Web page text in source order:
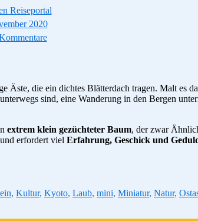
Reiseportal
2020
zu
Bonsai:
Japan
Äste, die ein dichtes Blätterdach tragen. Malt es
unterwegs sind, eine Wanderung in den Bergen
extrem klein gezüchteter Baum, der zwar
und erfordert vielErfahrung, Geschick und
, Kultur, Kyoto, Laub, mini, Miniatur, Natur,